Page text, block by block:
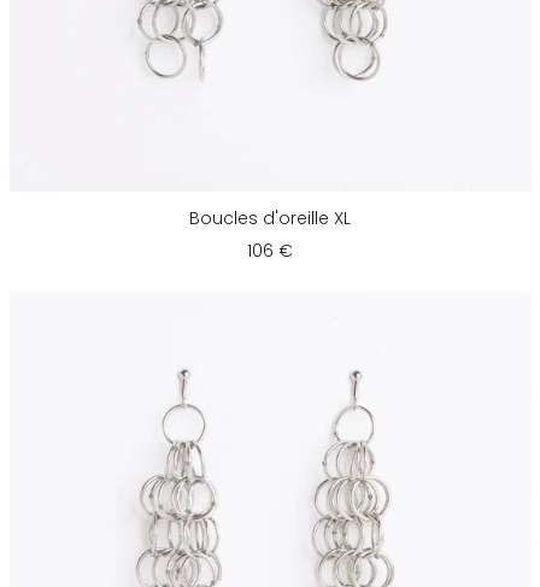
Boucles d'oreille XL
106 €